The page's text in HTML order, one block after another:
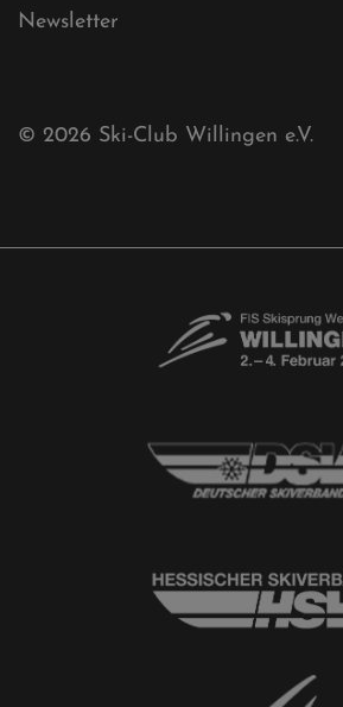
Sponsoren
Free-Willis gesucht!
Ski-Club Willingen e.V.